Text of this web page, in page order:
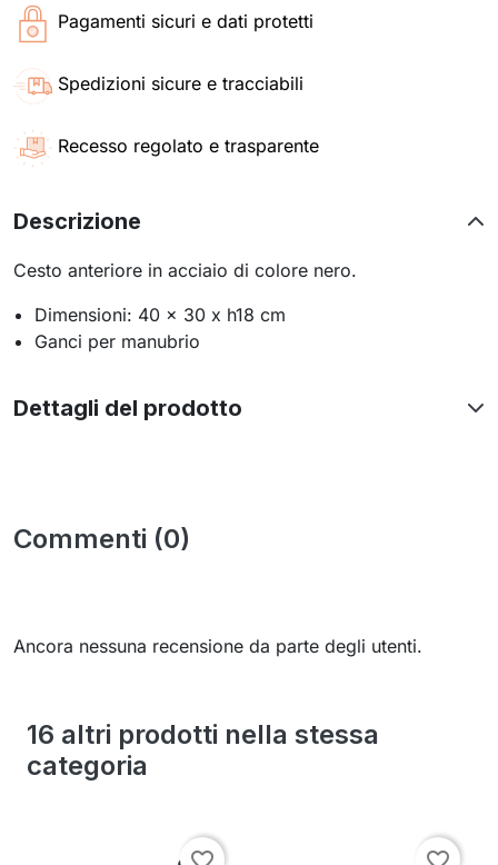
Pagamenti sicuri e dati protetti
Spedizioni sicure e tracciabili
Recesso regolato e trasparente
Descrizione
Cesto anteriore in acciaio di colore nero.
Dimensioni: 40 x 30 x h18 cm
Ganci per manubrio
Dettagli del prodotto
Commenti (0)
Ancora nessuna recensione da parte degli utenti.
16 altri prodotti nella stessa
categoria